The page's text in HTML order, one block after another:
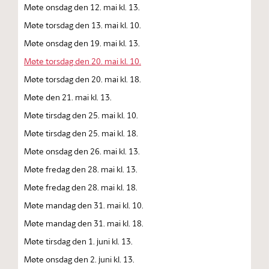
Møte onsdag den 12. mai kl. 13.
Møte torsdag den 13. mai kl. 10.
Møte onsdag den 19. mai kl. 13.
Møte torsdag den 20. mai kl. 10.
Møte torsdag den 20. mai kl. 18.
Møte den 21. mai kl. 13.
Møte tirsdag den 25. mai kl. 10.
Møte tirsdag den 25. mai kl. 18.
Møte onsdag den 26. mai kl. 13.
Møte fredag den 28. mai kl. 13.
Møte fredag den 28. mai kl. 18.
Møte mandag den 31. mai kl. 10.
Møte mandag den 31. mai kl. 18.
Møte tirsdag den 1. juni kl. 13.
Møte onsdag den 2. juni kl. 13.